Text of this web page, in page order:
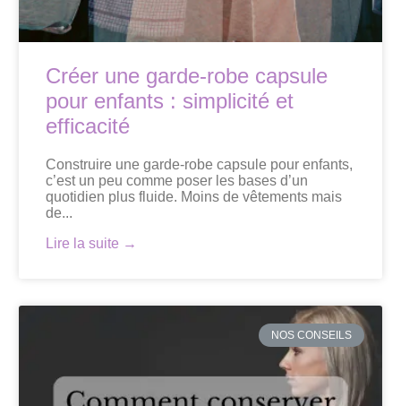
Créer une garde-robe capsule
pour enfants : simplicité et
efficacité
Construire une garde-robe capsule pour enfants,
c’est un peu comme poser les bases d’un
quotidien plus fluide. Moins de vêtements mais
de...
Lire la suite →
NOS CONSEILS